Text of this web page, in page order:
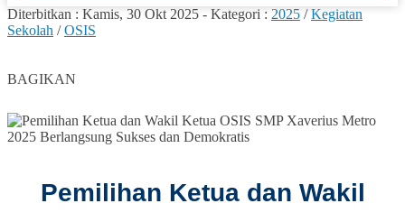
Diterbitkan : Kamis, 30 Okt 2025 - Kategori : 2025 /Kegiatan
Sekolah /OSIS
BAGIKAN
Pemilihan Ketua dan Wakil